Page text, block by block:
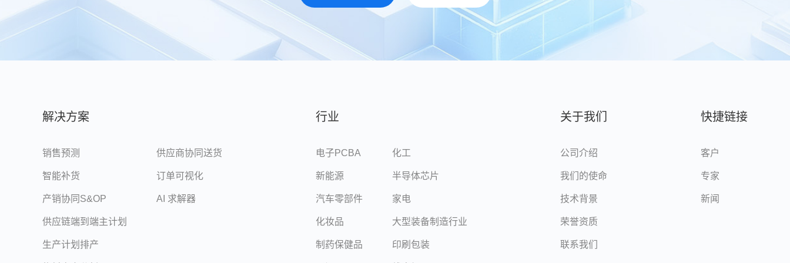
解决方案
销售预测
智能补货
产销协同S&OP
供应链端到端主计划
生产计划排产
供应商协同送货
订单可视化
AI 求解器
行业
电子PCBA
新能源
汽车零部件
化妆品
制药保健品
化工
半导体芯片
家电
大型装备制造行业
印刷包装
关于我们
公司介绍
我们的使命
技术背景
荣誉资质
联系我们
快捷链接
客户
专家
新闻